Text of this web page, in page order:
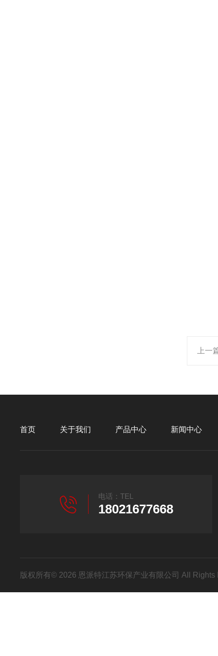
上一
首页 关于我们 产品中心 新闻中心
电话：TEL
18021677668
版权所有© 2026 恩派特江苏环保产业有限公司 All